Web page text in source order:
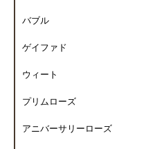
バブル
ゲイファド
ウィート
プリムローズ
アニバーサリーローズ